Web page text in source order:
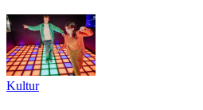
Kultur